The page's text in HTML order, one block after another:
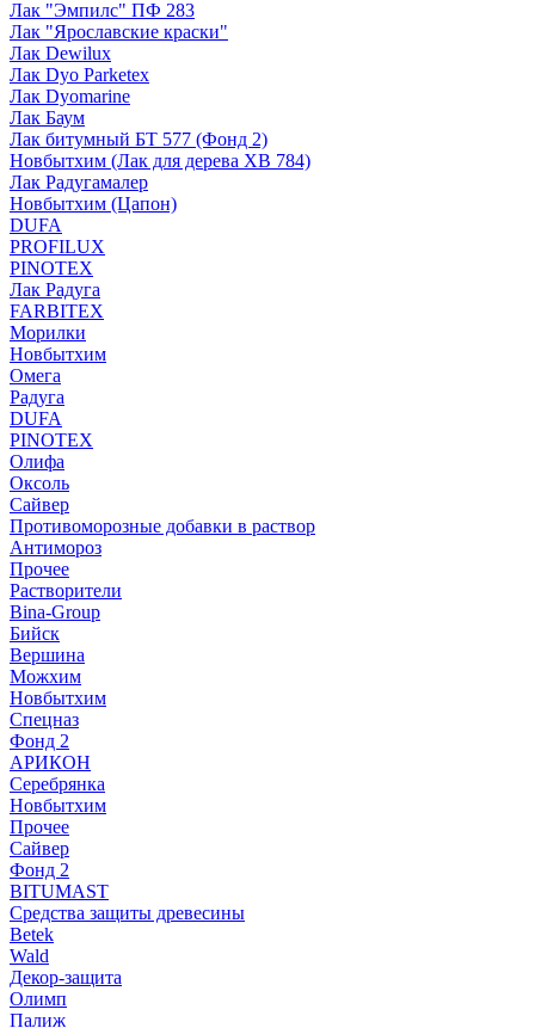
Лак "Эмпилс" ПФ 283
Лак "Ярославские краски"
Лак Dewilux
Лак Dyo Parketex
Лак Dyomarine
Лак Баум
Лак битумный БТ 577 (Фонд 2)
Новбытхим (Лак для дерева ХВ 784)
Лак Радугамалер
Новбытхим (Цапон)
DUFA
PROFILUX
PINOTEX
Лак Радуга
FARBITEX
Морилки
Новбытхим
Омега
Радуга
DUFA
PINOTEX
Олифа
Оксоль
Сайвер
Противоморозные добавки в раствор
Антимороз
Прочее
Растворители
Bina-Group
Бийск
Вершина
Можхим
Новбытхим
Спецназ
Фонд 2
АРИКОН
Серебрянка
Новбытхим
Прочее
Сайвер
Фонд 2
BITUMAST
Средства защиты древесины
Betek
Wald
Декор-защита
Олимп
Палиж